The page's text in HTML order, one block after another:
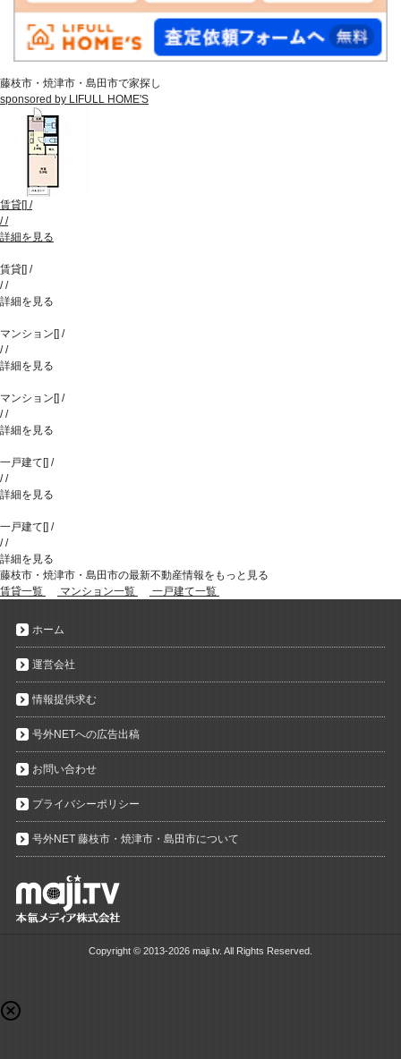
藤枝市・焼津市・島田市で家探し
sponsored by LIFULL HOME'S
賃貸[] /
//
詳細を見る
賃貸[] /
//
詳細を見る
マンション [] /
//
詳細を見る
マンション [] /
//
詳細を見る
一戸建て [] /
//
詳細を見る
一戸建て [] /
//
詳細を見る
藤枝市・焼津市・島田市の最新不動産情報をもっと見る
賃貸一覧
マンション一覧 一戸建て一覧
ホーム
運営会社
情報提供求む
号外NETへの広告出稿
お問い合わせ
プライバシーポリシー
号外NET 藤枝市・焼津市・島田市について
Copyright © 2013-2026 maji.tv. All Rights Reserved.